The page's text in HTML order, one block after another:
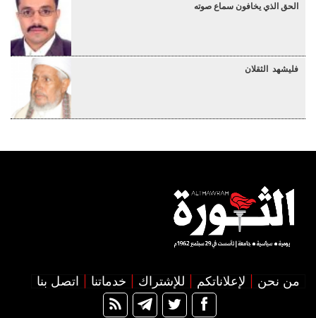
الحق الذي يخافون سماع صوته
فليشهد الثقلان
من نحن لإعلاناتكم للإشتراك خدماتنا اتصل بنا